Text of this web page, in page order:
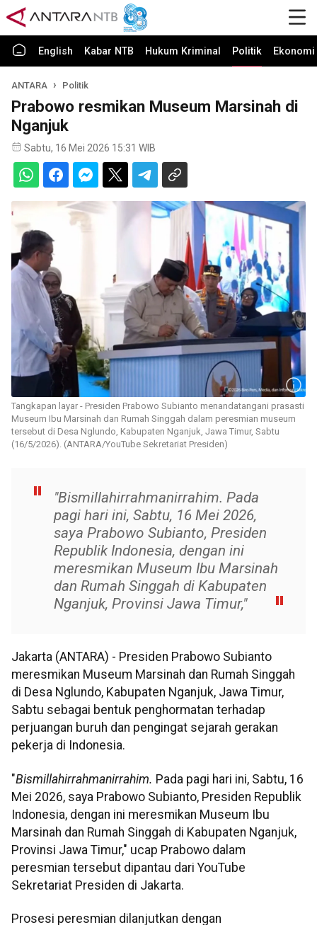
English Kabar NTB Hukum Kriminal Politik
ANTARA Politik
Prabowo resmikan Museum Marsinah di
Nganjuk
Sabtu, 16 Mei 2026 15:31 WIB
Tangkapan layar - Presiden Prabowo Subianto menandatangani prasasti
Museum Ibu Marsinah dan Rumah Singgah dalam peresmian museum
tersebut di Desa Nglundo, Kabupaten Nganjuk, Jawa Timur, Sabtu
(16/5/2026). (ANTARA/YouTube Sekretariat Presiden)
"Bismillahirrahmanirrahim. Pada
pagi hari ini, Sabtu, 16 Mei 2026,
saya Prabowo Subianto, Presiden
Republik Indonesia, dengan ini
meresmikan Museum Ibu Marsinah
dan Rumah Singgah di Kabupaten
Nganjuk, Provinsi Jawa Timur,"
Jakarta (ANTARA) - Presiden Prabowo Subianto
meresmikan Museum Marsinah dan Rumah Singgah
di Desa Nglundo, Kabupaten Nganjuk, Jawa Timur,
Sabtu sebagai bentuk penghormatan terhadap
perjuangan buruh dan pengingat sejarah gerakan
pekerja di Indonesia.
"Bismillahirrahmanirrahim. Pada pagi hari ini, Sabtu, 16
Mei 2026, saya Prabowo Subianto, Presiden Republik
Indonesia, dengan ini meresmikan Museum Ibu
Marsinah dan Rumah Singgah di Kabupaten Nganjuk,
Provinsi Jawa Timur," ucap Prabowo dalam
peresmian tersebut dipantau dari YouTube
Sekretariat Presiden di Jakarta.
Prosesi peresmian dilanjutkan dengan